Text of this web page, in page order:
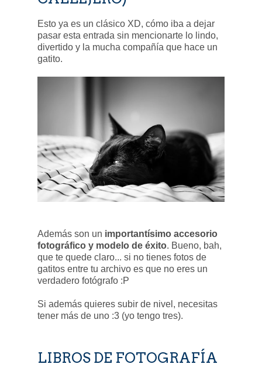
Esto ya es un clásico XD, cómo iba a dejar
pasar esta entrada sin mencionarte lo lindo,
divertido y la mucha compañía que hace un
gatito.
Además son un importantísimo accesorio
fotográfico y modelo de éxito. Bueno, bah,
que te quede claro... si no tienes fotos de
gatitos entre tu archivo es que no eres un
verdadero fotógrafo :P
Si además quieres subir de nivel, necesitas
tener más de uno :3 (yo tengo tres).
LIBROS DE FOTOGRAFÍA